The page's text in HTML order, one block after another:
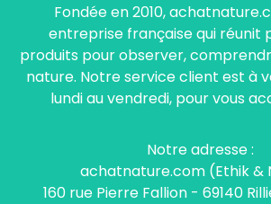
Fondée en 2010,
entreprise française qui réunit
produits pour observer,
nature. Notre service client est à
lundi au vendredi, pour vous
Notre adresse :
achatnature.com (Ethik &
160 rue Pierre Fallion - 69140